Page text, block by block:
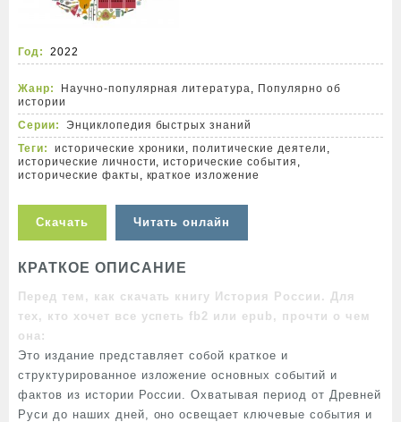
Год: 2022
Жанр: Научно-популярная литература, Популярно об
истории
Серии:
Энциклопедия быстрых знаний
Теги:
исторические хроники ,политические деятели ,
исторические личности,исторические события ,
исторические факты , краткое изложение
Скачать Читать онлайн
КРАТКОЕ ОПИСАНИЕ
Перед тем, как скачать книгу История России. Для
тех, кто хочет все успеть fb2 или epub, прочти о чем
она:
Это издание представляет собой краткое и
структурированное изложение основных событий и
фактов из истории России. Охватывая период от Древней
Руси до наших дней, оно освещает ключевые события и